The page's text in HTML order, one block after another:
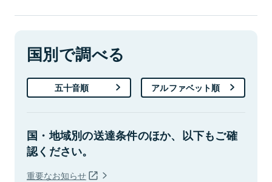
国別で調べる
五十音順 アルファベット順
国・地域別の送達条件のほか、以下もご確
認ください。
重要なお知らせ